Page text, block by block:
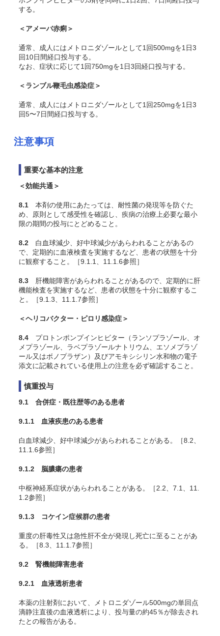
する。
＜アメーバ赤痢＞
通常、成人にはメトロニダゾールとして1回500mgを1日3
回10日間経口投与する。
なお、症状に応じて1回750mgを1日3回経口投与する。
＜ランブル鞭毛虫感染症＞
通常、成人にはメトロニダゾールとして1回250mgを1日3
回5〜7日間経口投与する。
注意事項
重要な基本的注意
＜効能共通＞
8.1 本剤の使用にあたっては、耐性菌の発現等を防ぐた
め、原則として感受性を確認し、疾病の治療上必要な最小
限の期間の投与にとどめること。
8.2 白血球減少、好中球減少があらわれることがあるの
で、定期的に血液検査を実施するなど、患者の状態を十分
に観察すること。［9.1.1、11.1.6参照］
8.3 肝機能障害があらわれることがあるので、定期的に肝
機能検査を実施するなど、患者の状態を十分に観察するこ
と。［9.1.3、11.1.7参照］
＜ヘリコバクター・ピロリ感染症＞
8.4 プロトンポンプインヒビター（ランソプラゾール、オ
メプラゾール、ラベプラゾールナトリウム、エソメプラゾ
ール又はボノプラザン）及びアモキシシリン水和物の電子
添文に記載されている使用上の注意を必ず確認すること。
慎重投与
9.1 合併症・既往歴等のある患者
9.1.1 血液疾患のある患者
白血球減少、好中球減少があらわれることがある。［8.2、
11.1.6参照］
9.1.2 脳膿瘍の患者
中枢神経系症状があらわれることがある。［2.2、7.1、11.
1.2参照］
9.1.3 コケイン症候群の患者
重度の肝毒性又は急性肝不全が発現し死亡に至ることがあ
る。［8.3、11.1.7参照］
9.2 腎機能障害患者
9.2.1 血液透析患者
本薬の注射剤において、メトロニダゾール500mgの単回点
滴静注直後の血液透析により、投与量の約45％が除去され
たとの報告がある 。